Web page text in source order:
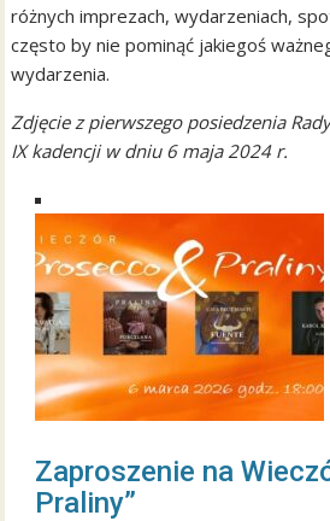
różnych imprezach, wydarzeniach,
często by nie pominąć jakiegoś
wydarzenia.
Zdjęcie z pierwszego posiedzenia
IX kadencji w dniu 6 maja 2024 r.
Zaproszenie na
Praliny”